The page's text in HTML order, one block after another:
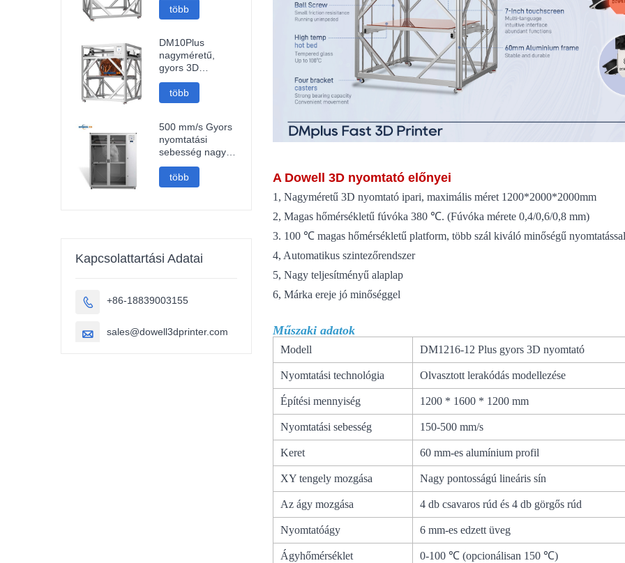
A Dowell 3D nyomtató előnyei
1, Nagyméretű 3D nyomtató ipari, maximális méret 1200*2000*2000mm
2, Magas hőmérsékletű fúvóka 380 ℃. (Fúvóka mérete 0,4/0,6/0,8 mm)
3. 100 ℃ magas hőmérsékletű platform, több szál kiváló minőségű
4, Automatikus szintezőrendszer
5, Nagy teljesítményű alaplap
6, Márka ereje jó minőséggel
Műszaki adatok
Modell DM1216-12 Plus gyors 3D nyomtató
Nyomtatási technológia Olvasztott lerakódás modellezése
Építési mennyiség 1200 * 1600 * 1200 mm
Nyomtatási sebesség 150-500 mm/s
Keret 60 mm-es alumínium profil
XY tengely mozgása Nagy pontosságú lineáris sín
Az ágy mozgása 4 db csavaros rúd és 4 db görgős rúd
Nyomtatóágy 6 mm-es edzett üveg
Ágyhőmérséklet 0-100 ℃ (opcionálisan 150 ℃)
3D nyomtató wifi
kapcsolattal
nyomtatógép
több
DM10Plus
nagyméretű,
gyors 3D
nyomtatógép,
1000 mm-es 3D
nyomtató
több
500 mm/s Gyors
nyomtatási
sebesség nagy
méretű 1000
mm-es
nagyméretű
3D nyomtatás
több
Kapcsolattartási Adatai
 +86-18839003155
 sales@dowell3dprinter.com